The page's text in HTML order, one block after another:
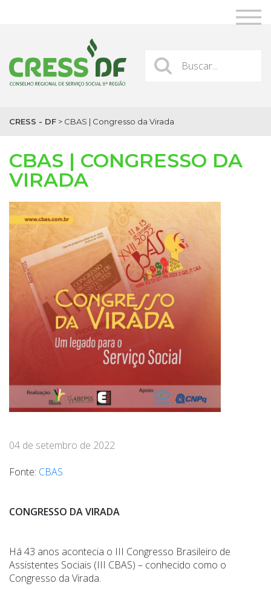
CRESS - DF > CBAS | Congresso da Virada
CBAS | CONGRESSO DA
VIRADA
04 de setembro de 2022
Fonte: CBAS
CONGRESSO DA VIRADA
Há 43 anos acontecia o III Congresso Brasileiro de
Assistentes Sociais (III CBAS) – conhecido como o
Congresso da Virada.